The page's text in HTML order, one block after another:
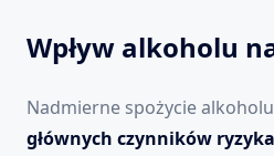
Wpływ alkoholu
Nadmierne spożycie
głównych czynników